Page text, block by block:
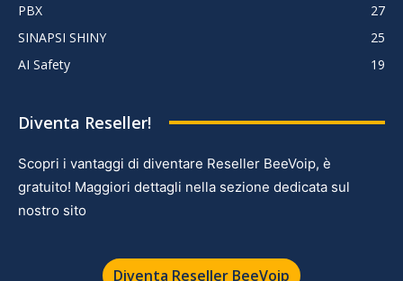
PBX
27
SINAPSI SHINY
25
AI Safety
19
Diventa Reseller!
Scopri i vantaggi di diventare Reseller BeeVoip, è
gratuito! Maggiori dettagli nella sezione dedicata sul
nostro sito
Diventa Reseller BeeVoip